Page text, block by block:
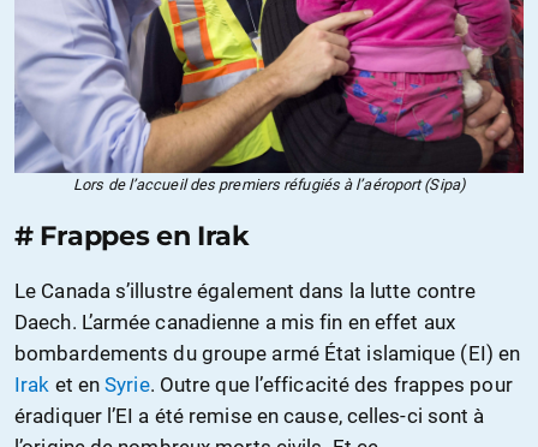
Lors de l’accueil des premiers réfugiés à l’aéroport (Sipa)
# Frappes en Irak
Le Canada s’illustre également dans la lutte contre
Daech. L’armée canadienne a mis fin en effet aux
bombardements du groupe armé État islamique (EI) en
Irak et enSyrie. Outre que l’efficacité des frappes pour
éradiquer l’EI a été remise en cause, celles-ci sont à